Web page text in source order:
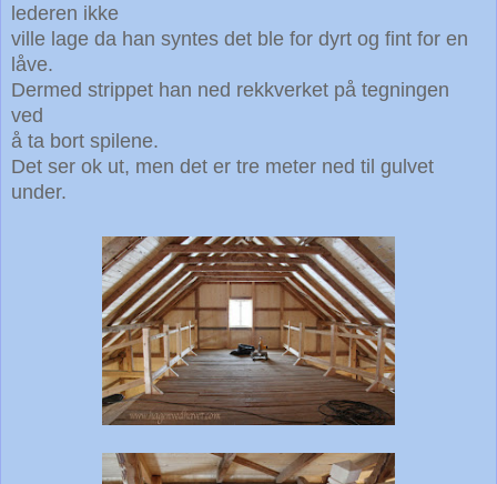
lederen ikke
ville lage da han syntes det ble for dyrt og fint for en
låve.
Dermed strippet han ned rekkverket på tegningen
ved
å ta bort spilene.
Det ser ok ut, men det er tre meter ned til gulvet
under.